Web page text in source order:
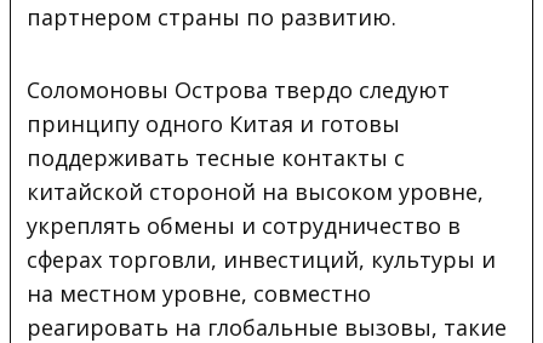
партнером страны по развитию.
Соломоновы Острова твердо следуют
принципу одного Китая и готовы
поддерживать тесные контакты с
китайской стороной на высоком уровне,
укреплять обмены и сотрудничество в
сферах торговли, инвестиций, культуры и
на местном уровне, совместно
реагировать на глобальные вызовы, такие